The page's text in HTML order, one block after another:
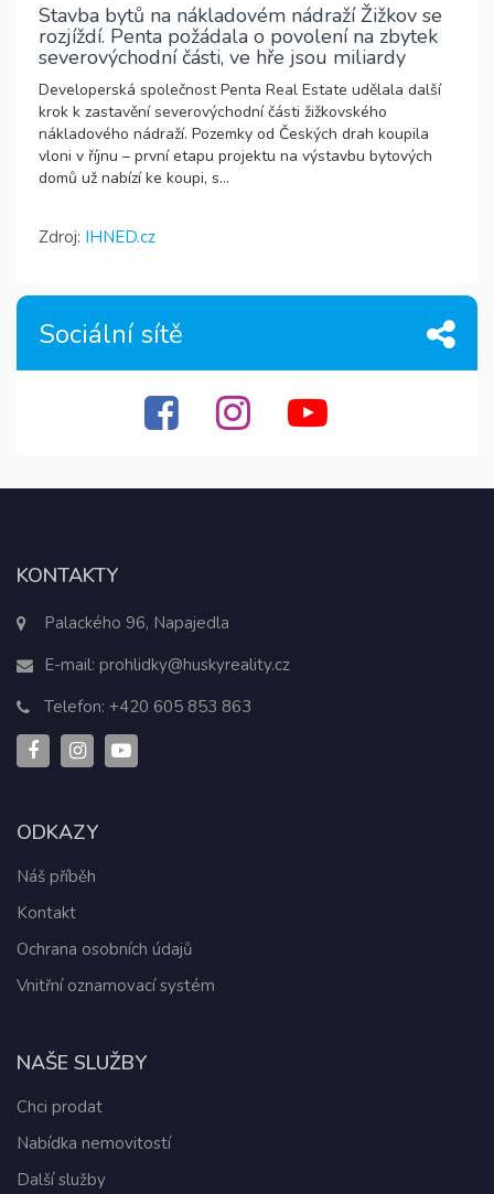
Stavba bytů na nákladovém nádraží Žižkov se
rozjíždí. Penta požádala o povolení na zbytek
severovýchodní části, ve hře jsou miliardy
Developerská společnost Penta Real Estate udělala další
krok k zastavění severovýchodní části žižkovského
nákladového nádraží. Pozemky od Českých drah koupila
vloni v říjnu – první etapu projektu na výstavbu bytových
domů už nabízí ke koupi, s...
Zdroj: IHNED.cz
Sociální sítě
KONTAKTY
Palackého 96, Napajedla
E-mail: prohlidky@huskyreality.cz
Telefon: +420 605 853 863
ODKAZY
Náš příběh
Kontakt
Ochrana osobních údajů
Vnitřní oznamovací systém
NAŠE SLUŽBY
Chci prodat
Nabídka nemovitostí
Další služby